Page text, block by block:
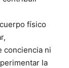
físico
conciencia ni
la